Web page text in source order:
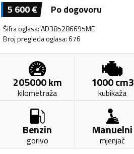
5 600€ Po dogovoru
Šifra oglasa:AD385286695ME
Broj pregleda oglasa:676
205000km
kilometraža
1000cm3
kubikaža
Benzin
gorivo
Manuelni
mjenjač